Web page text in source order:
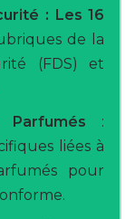
: Les 16
de la
(FDS) et
Parfumés :
liées à
pour